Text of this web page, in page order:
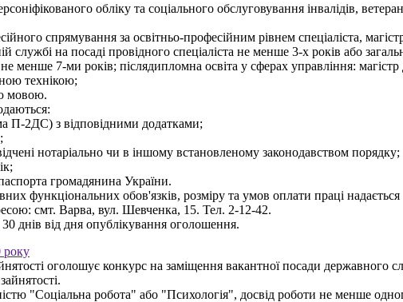
обліку та соціального обслуговування інвалідів,
спрямування за освітньо-професійним рівнем спеціаліста,
службі на посаді провідного спеціаліста не менше 3-х років або
менше 7-ми років; післядипломна освіта у сферах управління: магістр
технікою;
мовою.
П-2ДС) з відповідними додатками;
нотаріально чи в іншому встановленому законодавством порядку;
громадянина України.
функціональних обов'язків, розміру та умов оплати праці
смт. Варва, вул. Шевченка, 15. Тел. 2-12-42.
днів від дня опублікування оголошення.
року
оголошує конкурс на заміщення вакантної посади державного
"Соціальна робота" або "Психологія", досвід роботи не менше